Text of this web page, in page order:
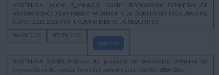
ASISTENCIA SOCIAL.15_ANUNCIO SOBRE REVOGACIÓN DEFINITIVA DE
AXUDAS CONCEDIDAS PARA O PAGAMENTO DE COMEDORES ESCOLARES NO
CURSO 2025/2026 POR INCUMPRIMENTO DE REQUISITOS
06/08/2026
07/09/2026
Amosar
ASISTENCIA SOCIAL.Anuncio da proposta de resolución definitiva dá
convocatoria de bolsas comedor para o curso escolar 2026/2027.